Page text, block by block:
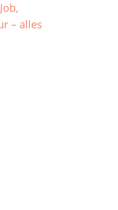
– alles